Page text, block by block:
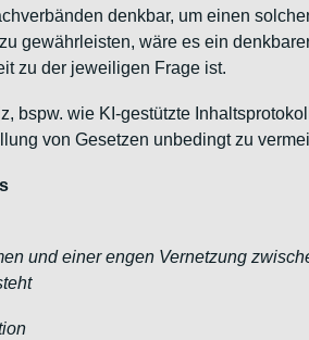
denkbar, um einen
gewährleisten, wäre es ein
zu der jeweiligen Frage ist.
bspw. wie KI-gestützte
von Gesetzen unbedingt zu
und einer engen Vernetzung